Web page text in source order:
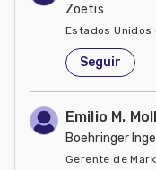
Zoetis
Estados Unidos
Seguir
Emilio M.
Boehringer
Gerente de